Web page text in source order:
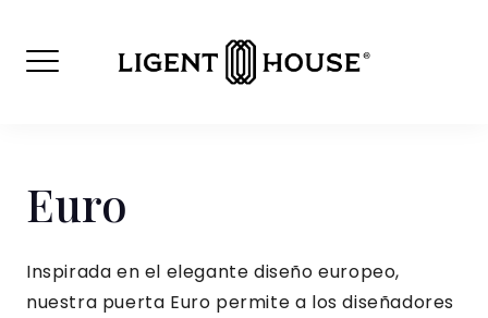
content
Euro
Inspirada en el elegante diseño europeo,
nuestra puerta Euro permite a los diseñadores